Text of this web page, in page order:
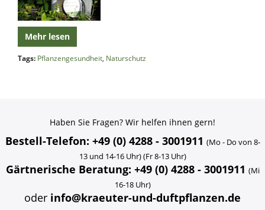
Mehr lesen
Tags: Pflanzengesundheit, Naturschutz
Haben Sie Fragen? Wir helfen ihnen gern!
Bestell-Telefon: +49 (0) 4288 - 3001911 (Mo - Do von 8-
13 und 14-16 Uhr) (Fr 8-13 Uhr)
Gärtnerische Beratung: +49 (0) 4288 - 3001911 (Mi
16-18 Uhr)
oder info@kraeuter-und-duftpflanzen.de